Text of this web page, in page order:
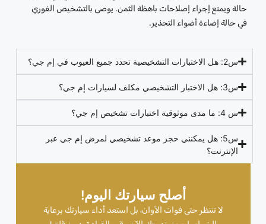
أصلح سيارتك اليوم!
لا تنتظر حتى فوات الأوان، بل استعد أداء سيارتك برعاية
حالة ويمنع إجراء إصلاحات باهظة الثمن. يوصى بالتشخيص الفوري
في حالة إضاءة أضواء التحذير.
س2: هل الاختبارات التشخيصية تحدد جميع العيوب في إم جي؟
س3: هل الاختبار التشخيصي مكلف لسيارات إم جي؟
س 4: ما مدى موثوقية اختبارات تشخيص إم جي؟
س5: هل يمكنني حجز موعد تشخيصي لمرض إم جي عبر
الإنترنت؟